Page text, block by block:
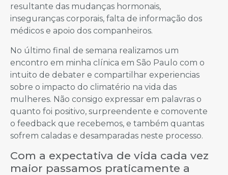
resultante das mudanças hormonais,
inseguranças corporais, falta de informação dos
médicos e apoio dos companheiros.
No último final de semana realizamos um
encontro em minha clínica em São Paulo com o
intuito de debater e compartilhar experiencias
sobre o impacto do climatério na vida das
mulheres. Não consigo expressar em palavras o
quanto foi positivo, surpreendente e comovente
o feedback que recebemos, e também quantas
sofrem caladas e desamparadas neste processo.
Com a expectativa de vida cada vez
maior passamos praticamente a